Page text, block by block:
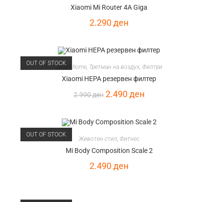
Xiaomi Mi Router 4A Giga
2.290ден
OUT OF STOCK
Smart home, Третман на воздух, Филтри
Xiaomi HEPA резервен филтер
2.990ден 2.490ден
OUT OF STOCK
Животен стил Фитнес
Mi Body Composition Scale 2
2.490ден